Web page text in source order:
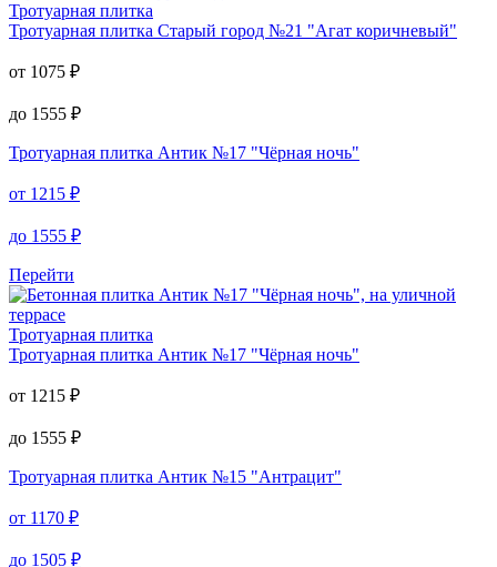
Тротуарная плитка
Тротуарная плитка Старый город №21 "Агат коричневый"
от 1075 ₽
до 1555 ₽
Тротуарная плитка Антик №17 "Чёрная ночь"
от 1215 ₽
до 1555 ₽
Перейти
Тротуарная плитка
Тротуарная плитка Антик №17 "Чёрная ночь"
от 1215 ₽
до 1555 ₽
Тротуарная плитка Антик №15 "Антрацит"
от 1170 ₽
до 1505 ₽